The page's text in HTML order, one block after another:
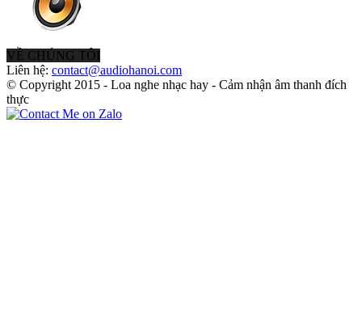
VỀ CHÚNG TÔI
Liên hệ: contact@audiohanoi.com
© Copyright 2015 - Loa nghe nhạc hay - Cảm nhận âm thanh đích
thực